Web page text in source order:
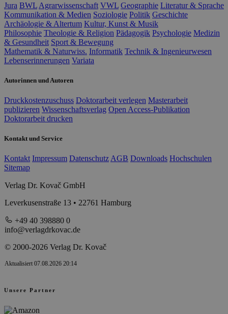
Jura BWL Agrarwissenschaft VWL Geographie Literatur & Sprache
Kommunikation & Medien Soziologie Politik Geschichte
Archäologie & Altertum Kultur, Kunst & Musik
Philosophie Theologie & Religion Pädagogik Psychologie Medizin
& Gesundheit Sport & Bewegung
Mathematik & Naturwiss. Informatik Technik & Ingenieurwesen
Lebenserinnerungen Variata
Autorinnen und Autoren
Druckkostenzuschuss Doktorarbeit verlegen Masterarbeit
publizieren Wissenschaftsverlag Open Access-Publikation
Doktorarbeit drucken
Kontakt und Service
Kontakt Impressum Datenschutz AGB Downloads Hochschulen
Sitemap
Verlag Dr. Kovač GmbH
Leverkusenstraße 13 • 22761 Hamburg
+49 40 398880 0
info@verlagdrkovac.de
© 2000-2026 Verlag Dr. Kovač
Aktualisiert 07.08.2026 20:14
Unsere Partner